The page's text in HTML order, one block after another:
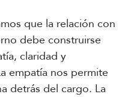
que la relación con
debe construirse
claridad y
empatía nos permite
detrás del cargo. La